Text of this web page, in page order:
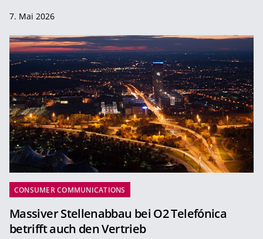
7. Mai 2026
CONSUMER COMMUNICATIONS
Massiver Stellenabbau bei O2 Telefónica
betrifft auch den Vertrieb